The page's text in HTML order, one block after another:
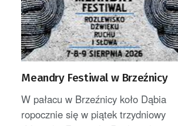
Meandry Festiwal w Brzeźnicy
W pałacu w Brzeźnicy koło Dąbia
ropocznie się w piątek trzydniowy